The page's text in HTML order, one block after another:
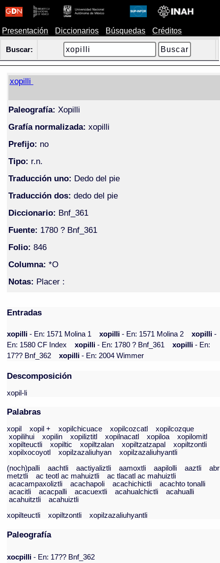
Presentación Diccionarios Búsquedas Créditos
Buscar:
xopilli
Paleografía: Xopilli
Grafía normalizada: xopilli
Prefijo: no
Tipo: r.n.
Traducción uno: Dedo del pie
Traducción dos: dedo del pie
Diccionario: Bnf_361
Fuente: 1780 ? Bnf_361
Folio: 846
Columna: *O
Notas: Placer :
Entradas
xopilli- En: 1571 Molina 1 xopilli- En: 1571 Molina 2 xopilli-
En: 1580 CF Index
xopilli- En: 1780 ? Bnf_361 xopilli- En:
17?? Bnf_362
xopilli- En: 2004 Wimmer
Descomposición
xopil-li
Palabras
xopil xopil + xopilchicuace xopilcozcatl
xopilcozque
xopilihui
xopilin xopiliztitl xopilnacatl xopiloa
xopilomitl
xopilteuctli
xopiltic xopiltzalan xopiltzatzapal
xopiltzontli
xopilxocoyotl
xopilzazaliuhyan
xopilzazaliuhyantli
(noch)palli
aachtli aactiyaliztli aamoxtli aapilolli aaztli
metztli
ac teotl ac mahuiztli
ac tlacatl ac mahuiztli
acacampaxoliztli
acachapoli acachichictli
acachto tonalli
acacitli
acacpalli acacuextli acahualchictli
acahualli
acahuitztli
acahuiztli
xopilteuctli
xopiltzontli xopilzazaliuhyantli
Paleografía
xocpilli - En: 17?? Bnf_362